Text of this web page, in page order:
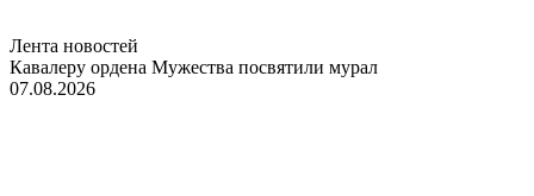
Лента новостей
Кавалеру ордена Мужества посвятили мурал
07.08.2026